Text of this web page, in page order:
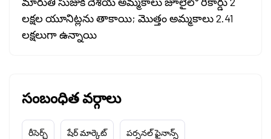
లక్షల యూనిట్లను తాకాయి; మొత్తం అమ్మకాలు 2.41
లక్షలుగా ఉన్నాయి
సంబంధిత వర్గాలు
రీసెర్చ్ షేర్ మార్కెట్ పర్సనల్ ఫైనాన్స్